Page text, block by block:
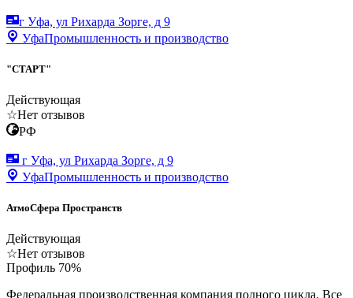
г Уфа, ул Рихарда Зорге, д 9
УфаПромышленность и производство
"СТАРТ"
Действующая
☆Нет отзывов
РФ
г Уфа, ул Рихарда Зорге, д 9
УфаПромышленность и производство
АтмоСфера Пространств
Действующая
☆Нет отзывов
Профиль 70%
Федеральная производственная компания полного цикла. Все